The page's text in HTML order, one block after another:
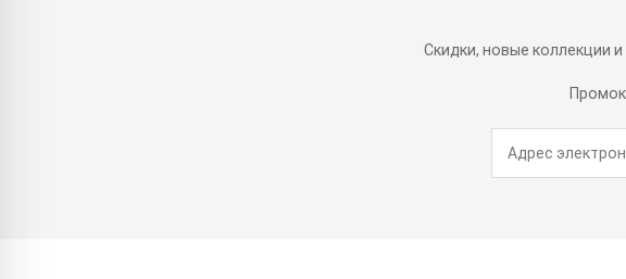
Скидки, новые коллекции